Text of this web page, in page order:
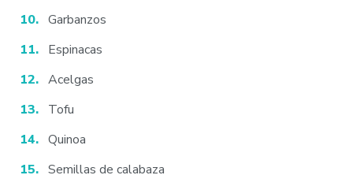
Garbanzos
Espinacas
Acelgas
Tofu
Quinoa
Semillas de calabaza